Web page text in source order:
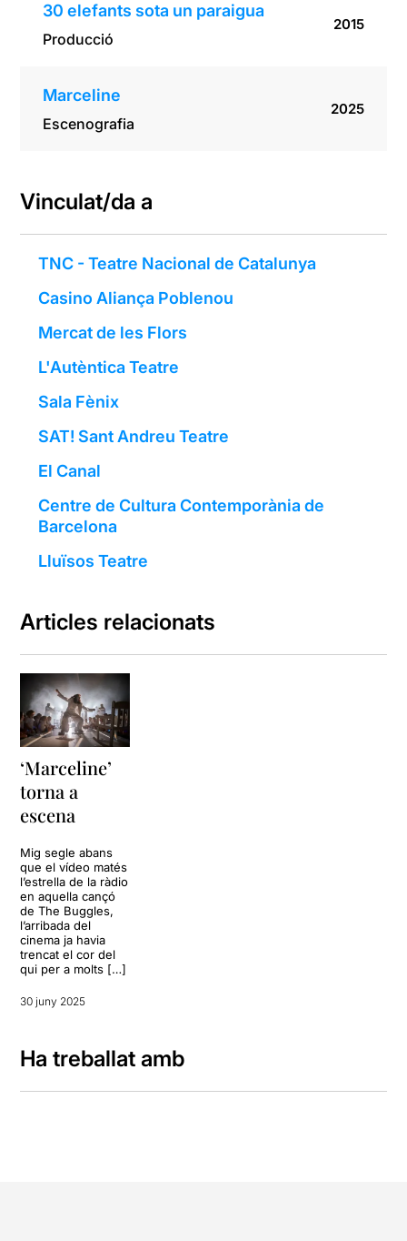
30 elefants sota un paraigua
Producció
2015
Marceline
Escenografia
2025
Vinculat/da a
TNC - Teatre Nacional de Catalunya
Casino Aliança Poblenou
Mercat de les Flors
L'Autèntica Teatre
Sala Fènix
SAT! Sant Andreu Teatre
El Canal
Centre de Cultura Contemporània de
Barcelona
Lluïsos Teatre
Articles relacionats
‘Marceline’
torna a
escena
Mig segle abans
que el vídeo matés
l’estrella de la ràdio
en aquella cançó
de The Buggles,
l’arribada del
cinema ja havia
trencat el cor del
qui per a molts […]
30 juny 2025
Ha treballat amb